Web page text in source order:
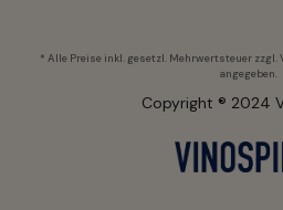
* Alle Preise inkl. gesetzl. Mehrwertsteuer zzgl.
angegeben.
Copyright ® 2024